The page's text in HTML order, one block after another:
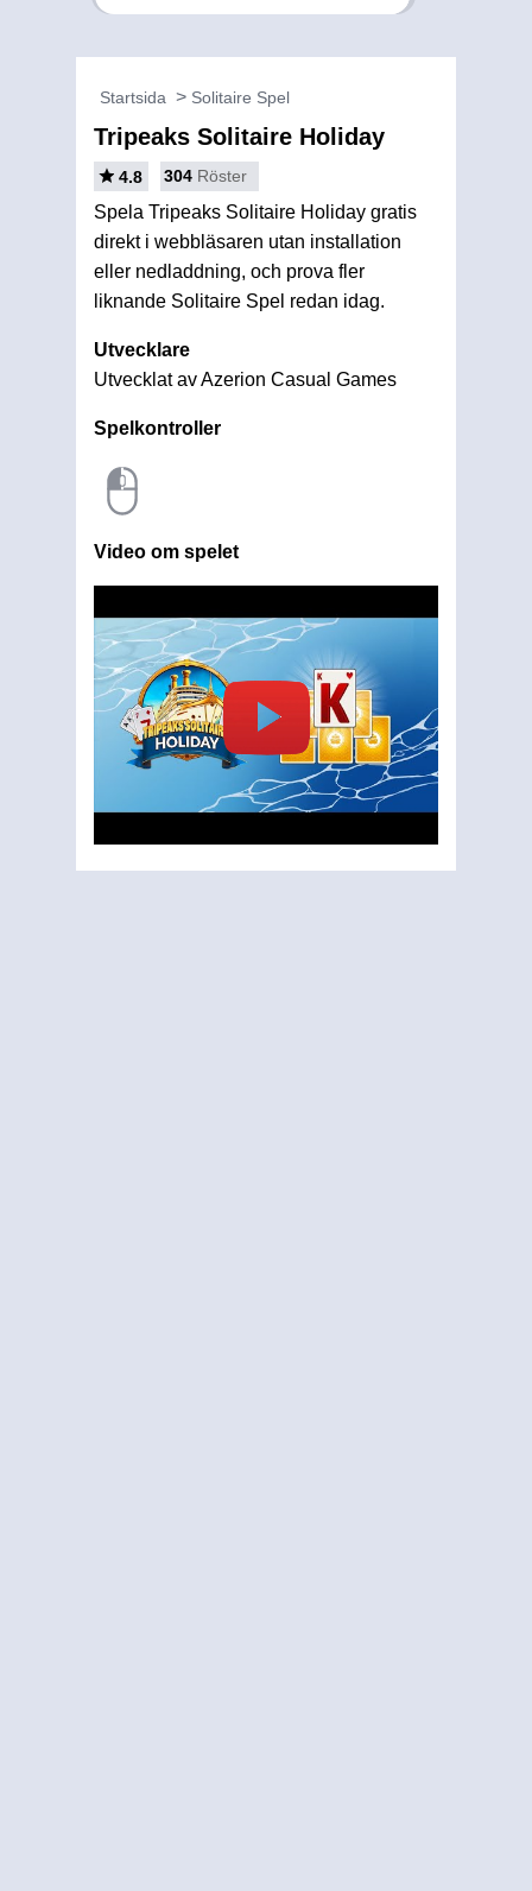
Startsida Solitaire Spel
Tripeaks Solitaire Holiday
4.8 304 Röster
Spela Tripeaks Solitaire Holiday gratis
direkt i webbläsaren utan installation
eller nedladdning, och prova fler
liknande Solitaire Spel redan idag.
Utvecklare
Utvecklat av Azerion Casual Games
Spelkontroller
Video om spelet